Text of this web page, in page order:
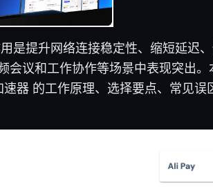
是提升网络连接稳定性、缩短延迟
会议和工作协作等场景中表现突出。
器 的工作原理、选择要点、常见